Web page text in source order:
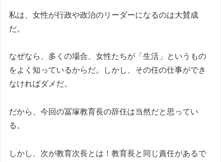
私は、女性が行政や政治のリーダーになるのは大賛成
だ。
なぜなら、多くの場合、女性たちが「生活」というもの
をよく知っているからだ。しかし、その任の仕事ができ
なければダメだ。
だから、今回の冨塚教育長の辞任は当然だと思ってい
る。
しかし、次が教育次長とは！教育長と同じ責任があるで